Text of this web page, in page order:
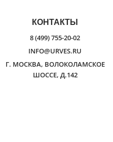
КОНТАКТЫ
8 (499) 755-20-02
INFO@URVES.RU
Г. МОСКВА, ВОЛОКОЛАМСКОЕ
ШОССЕ, Д.142